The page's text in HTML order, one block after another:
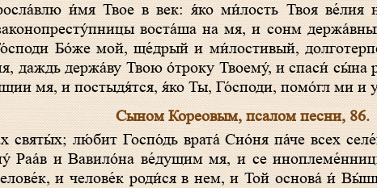
и́мя Твое в век: я́ко ми́лость Твоя
воста́ша на мя, и сонм
Бо́же мой, ще́дрый и ми́лостивый,
даждь держа́ву Твою о́троку Твоему́, и спаси́ сы́на
мя, и постыдя́тся, я́ко Ты, Го́споди, помо́гл ми и
Сыном Кореовым, псалом песни, 86.
Раа́в и Вавило́на ве́дущим мя, и се
и челове́к роди́ся в нем, и Той основа́ и́